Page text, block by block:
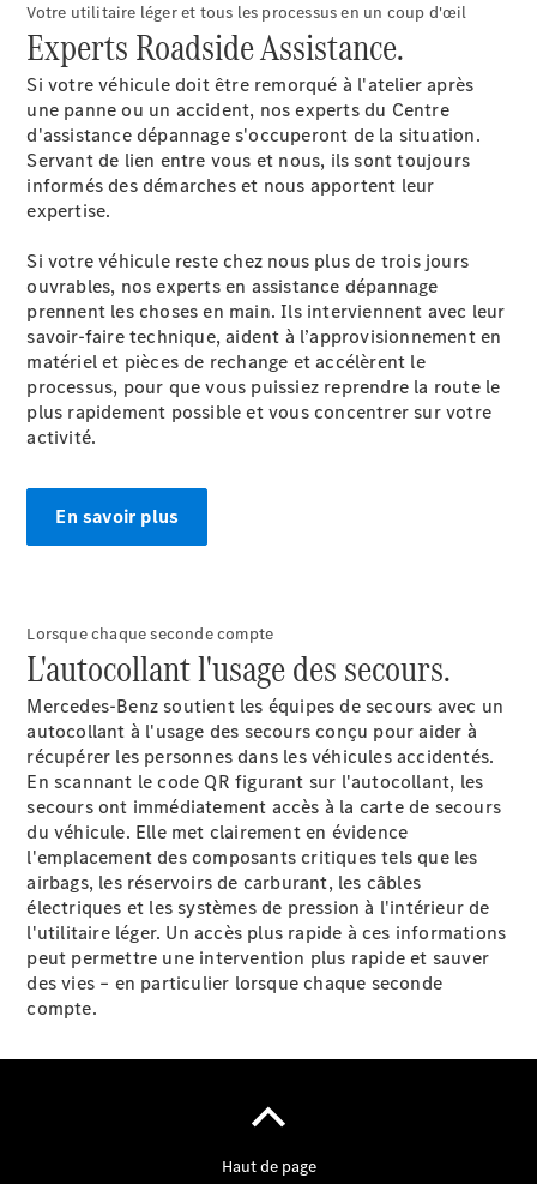
données
Votre utilitaire léger et tous les processus en un coup d'œil
Experts Roadside Assistance.
Si votre véhicule doit être remorqué à l'atelier après
une panne ou un accident, nos experts du Centre
d'assistance dépannage s'occuperont de la situation.
Servant de lien entre vous et nous, ils sont toujours
informés des démarches et nous apportent leur
expertise.
Si votre véhicule reste chez nous plus de trois jours
ouvrables, nos experts en assistance dépannage
prennent les choses en main. Ils interviennent avec leur
savoir-faire technique, aident à l’approvisionnement en
matériel et pièces de rechange et accélèrent le
processus, pour que vous puissiez reprendre la route le
plus rapidement possible et vous concentrer sur votre
activité.
En savoir plus
Lorsque chaque seconde compte
L'autocollant l'usage des secours.
Mercedes-Benz soutient les équipes de secours avec un
autocollant à l'usage des secours conçu pour aider à
récupérer les personnes dans les véhicules accidentés.
En scannant le code QR figurant sur l'autocollant, les
secours ont immédiatement accès à la carte de secours
du véhicule. Elle met clairement en évidence
l'emplacement des composants critiques tels que les
airbags, les réservoirs de carburant, les câbles
électriques et les systèmes de pression à l'intérieur de
l'utilitaire léger. Un accès plus rapide à ces informations
peut permettre une intervention plus rapide et sauver
des vies – en particulier lorsque chaque seconde
compte.